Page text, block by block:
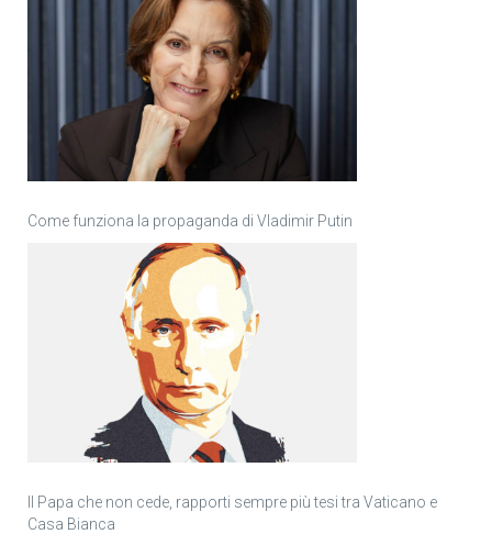
Come funziona la propaganda di Vladimir Putin
Il Papa che non cede, rapporti sempre più tesi tra Vaticano e
Casa Bianca